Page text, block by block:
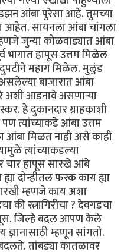
आंबा पुरेसा आहे. तुमच्या
आहेत. सायनला आंबा चांगला
जुन्या कोळवाड्यात आंबा
भागात हापूस उत्तम मिळेल
महाग मिळेल. मुलुंड
असलेल्या बाजारात आंबा
अशी आडनावे असणार्‍या
हे दुकानदार ग्राहकाशी
त्यांच्याकडे आंबा उत्तम
आंबा मिळत नाही असे काही
त्यांच्याकडल्या
चार हापूस सारखे आंबे
दोन्हीतल फरक काय ह्या
म्हणजे काय अशा
की रत्नागिरीचा ? देवगडचा
जिल्हे बदल आपण केले
म्हणून सांगतो.
तांबड्या कातळावर